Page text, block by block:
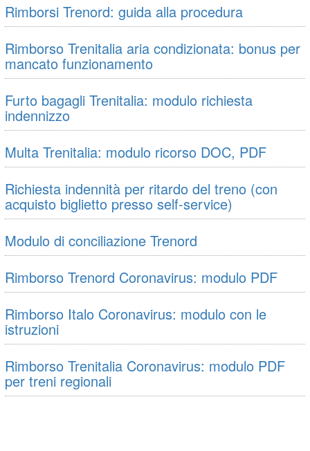
Rimborsi Trenord: guida alla procedura
Rimborso Trenitalia aria condizionata: bonus per
mancato funzionamento
Furto bagagli Trenitalia: modulo richiesta
indennizzo
Multa Trenitalia: modulo ricorso DOC, PDF
Richiesta indennità per ritardo del treno (con
acquisto biglietto presso self-service)
Modulo di conciliazione Trenord
Rimborso Trenord Coronavirus: modulo PDF
Rimborso Italo Coronavirus: modulo con le
istruzioni
Rimborso Trenitalia Coronavirus: modulo PDF
per treni regionali